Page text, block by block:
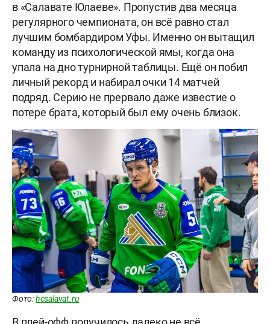
в «Салавате Юлаеве». Пропустив два месяца
регулярного чемпионата, он всё равно стал
лучшим бомбардиром Уфы. Именно он вытащил
команду из психологической ямы, когда она
упала на дно турнирной таблицы. Ещё он побил
личный рекорд и набирал очки 14 матчей
подряд. Серию не прервало даже известие о
потере брата, который был ему очень близок.
Фото:hcsalavat.ru